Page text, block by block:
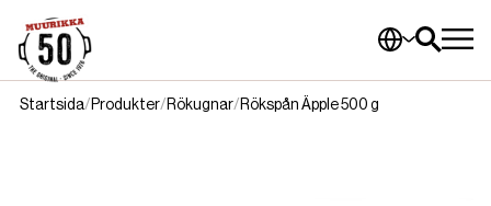
Startsida Produkter Rökugnar Rökspån Äpple 500 g